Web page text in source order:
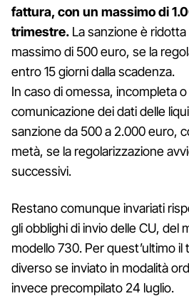
fattura, con un massimo di
trimestre. La sanzione è
massimo di 500 euro, se la
entro 15 giorni dalla scadenza.
In caso di omessa, incompleta
comunicazione dei dati delle
sanzione da 500 a 2.000 euro,
metà, se la regolarizzazione
successivi.
Restano comunque invariati
gli obblighi di invio delle CU, del
modello 730. Per quest’ultimo il
diverso se inviato in modalità
invece precompilato 24 luglio.